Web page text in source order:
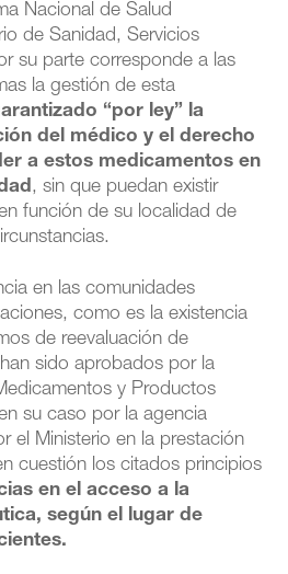
Nacional de Salud
de Sanidad, Servicios
su parte corresponde a las
la gestión de esta
“por ley” la
del médico y el derecho
a estos medicamentos en
, sin que puedan existir
función de su localidad de
en las comunidades
como es la existencia
de reevaluación de
sido aprobados por la
y Productos
su caso por la agencia
el Ministerio en la prestación
cuestión los citados principios
en el acceso a la
según el lugar de